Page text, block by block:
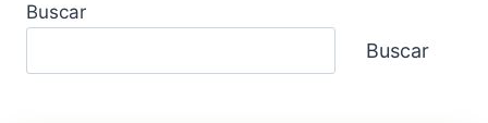
Buscar
Buscar